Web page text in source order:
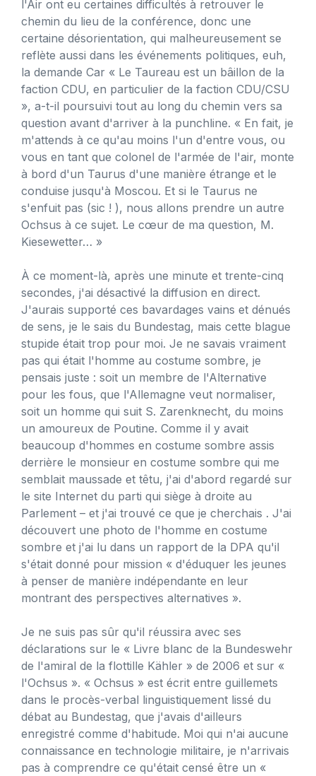
l'Air ont eu certaines difficultés à retrouver le
chemin du lieu de la conférence, donc une
certaine désorientation, qui malheureusement se
reflète aussi dans les événements politiques, euh,
la demande Car « Le Taureau est un bâillon de la
faction CDU, en particulier de la faction CDU/CSU
», a-t-il poursuivi tout au long du chemin vers sa
question avant d'arriver à la punchline. « En fait, je
m'attends à ce qu'au moins l'un d'entre vous, ou
vous en tant que colonel de l'armée de l'air, monte
à bord d'un Taurus d'une manière étrange et le
conduise jusqu'à Moscou. Et si le Taurus ne
s'enfuit pas (sic ! ), nous allons prendre un autre
Ochsus à ce sujet. Le cœur de ma question, M.
Kiesewetter… »
À ce moment-là, après une minute et trente-cinq
secondes, j'ai désactivé la diffusion en direct.
J'aurais supporté ces bavardages vains et dénués
de sens, je le sais du Bundestag, mais cette blague
stupide était trop pour moi. Je ne savais vraiment
pas qui était l'homme au costume sombre, je
pensais juste : soit un membre de l'Alternative
pour les fous, que l'Allemagne veut normaliser,
soit un homme qui suit S. Zarenknecht, du moins
un amoureux de Poutine. Comme il y avait
beaucoup d'hommes en costume sombre assis
derrière le monsieur en costume sombre qui me
semblait maussade et têtu, j'ai d'abord regardé sur
le site Internet du parti qui siège à droite au
Parlement – et j'ai trouvé ce que je cherchais . J'ai
découvert une photo de l'homme en costume
sombre et j'ai lu dans un rapport de la DPA qu'il
s'était donné pour mission « d'éduquer les jeunes
à penser de manière indépendante en leur
montrant des perspectives alternatives ».
Je ne suis pas sûr qu'il réussira avec ses
déclarations sur le « Livre blanc de la Bundeswehr
de l'amiral de la flottille Kähler » de 2006 et sur «
l'Ochsus ». « Ochsus » est écrit entre guillemets
dans le procès-verbal linguistiquement lissé du
débat au Bundestag, que j'avais d'ailleurs
enregistré comme d'habitude. Moi qui n'ai aucune
connaissance en technologie militaire, je n'arrivais
pas à comprendre ce qu'était censé être un «